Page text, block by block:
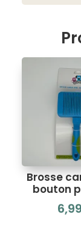
Brosse
bouton
6,99